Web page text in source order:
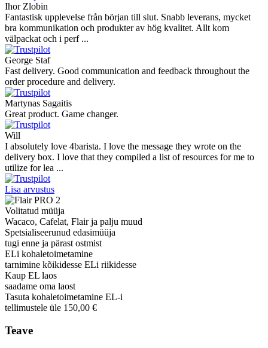
Ihor Zlobin
Fantastisk upplevelse från början till slut. Snabb leverans, mycket
bra kommunikation och produkter av hög kvalitet. Allt kom
välpackat och i perf ...
George Staf
Fast delivery. Good communication and feedback throughout the
order procedure and delivery.
Martynas Sagaitis
Great product. Game changer.
Will
I absolutely love 4barista. I love the message they wrote on the
delivery box. I love that they compiled a list of resources for me to
utilize for lea ...
Lisa arvustus
Volitatud müüja
Wacaco, Cafelat, Flair ja palju muud
Spetsialiseerunud edasimüüja
tugi enne ja pärast ostmist
ELi kohaletoimetamine
tarnimine kõikidesse ELi riikidesse
Kaup EL laos
saadame oma laost
Tasuta kohaletoimetamine EL-i
tellimustele üle 150,00 €
Teave